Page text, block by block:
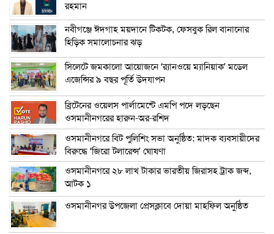
রহমান
নবীগঞ্জে ঈদগাহ ময়দানে টিকটক, ফেসবুক রিল বানানোর
হিড়িক সমালোচনার ঝড়
সিলেটে জমকালো আয়োজনে ‘র‍্যানওয়ে ম্যানিয়াক’ মডেল
এজেন্সির ৯ বছর পূর্তি উদযাপন
ব্রিটেনের ওয়েলস পার্লামেন্টে এমপি পদে লড়ছেন
ওসমানীনগরের হারুন-অর-রশিদ
ওসমানীনগরে বিট পুলিশিং সভা অনুষ্ঠিত: মাদক ব্যবসায়ীদের
বিরুদ্ধে ‘জিরো টলারেন্স’ ঘোষণা
ওসমানীনগরে ২৮ লাখ টাকার ভারতীয় জিরাসহ ট্রাক জব্দ,
আটক ১
ওসমানীনগর উপজেলা প্রেসক্লাবে দোয়া মাহফিল অনুষ্ঠিত